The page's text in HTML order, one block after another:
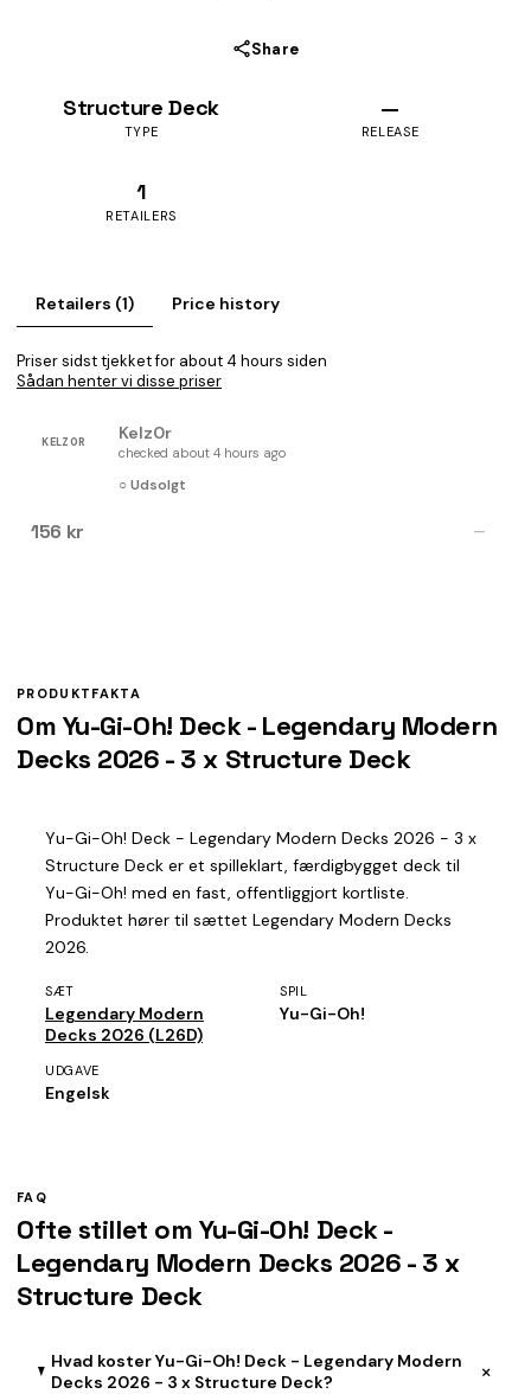
Share
Structure Deck
TYPE
—
RELEASE
1
RETAILERS
Retailers (1) Price history
Priser sidst tjekket for about 4 hours siden
Sådan henter vi disse priser
KELZ0R Kelz0r
checked about 4 hours ago
○ Udsolgt
156 kr —
PRODUKTFAKTA
Om Yu-Gi-Oh! Deck - Legendary Modern
Decks 2026 - 3 x Structure Deck
Yu-Gi-Oh! Deck - Legendary Modern Decks 2026 - 3 x
Structure Deck er et spilleklart, færdigbygget deck til
Yu-Gi-Oh! med en fast, offentliggjort kortliste.
Produktet hører til sættet Legendary Modern Decks
2026.
SÆT
Legendary Modern
Decks 2026 (L26D)
SPIL
Yu-Gi-Oh!
UDGAVE
Engelsk
FAQ
Ofte stillet om Yu-Gi-Oh! Deck -
Legendary Modern Decks 2026 - 3 x
Structure Deck
Hvad koster Yu-Gi-Oh! Deck - Legendary Modern
Decks 2026 - 3 x Structure Deck?
+